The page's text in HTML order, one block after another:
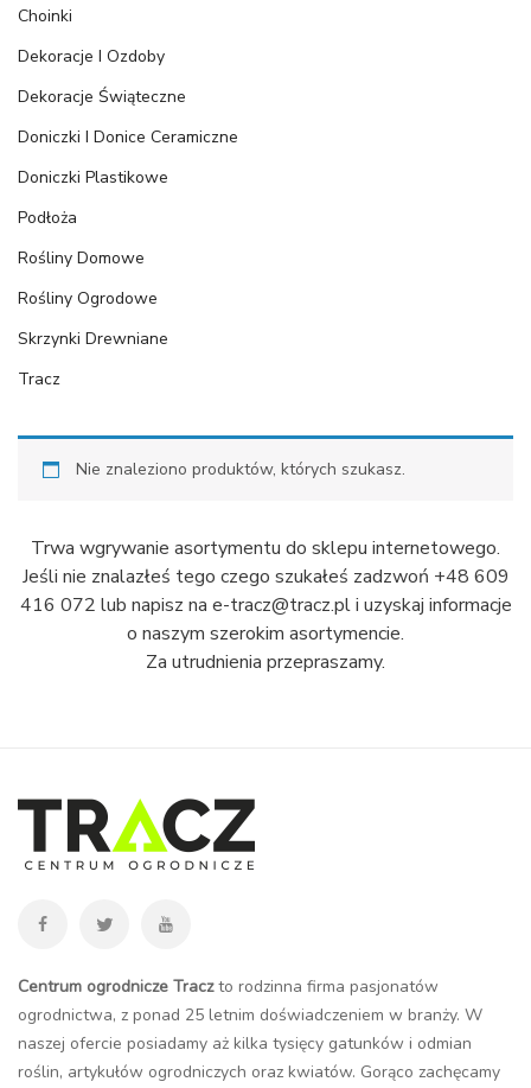
Choinki
Dekoracje I Ozdoby
Dekoracje Świąteczne
Doniczki I Donice Ceramiczne
Doniczki Plastikowe
Podłoża
Rośliny Domowe
Rośliny Ogrodowe
Skrzynki Drewniane
Tracz
Nie znaleziono produktów, których szukasz.
Trwa wgrywanie asortymentu do sklepu internetowego.
Jeśli nie znalazłeś tego czego szukałeś zadzwoń +48 609
416 072 lub napisz na e-tracz@tracz.pl i uzyskaj informacje
o naszym szerokim asortymencie.
Za utrudnienia przepraszamy.
Centrum ogrodnicze Traczto rodzinna firma pasjonatów
ogrodnictwa, z ponad 25 letnim doświadczeniem w branży. W
naszej ofercie posiadamy aż kilka tysięcy gatunków i odmian
roślin, artykułów ogrodniczych oraz kwiatów. Gorąco zachęcamy